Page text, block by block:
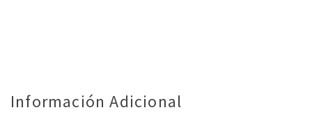
Información Adicional